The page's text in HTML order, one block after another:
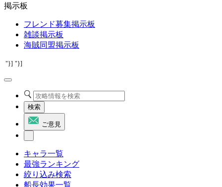
掲示板
フレンド募集掲示板
雑談掲示板
海賊同盟掲示板
"}] "}]
検索
ご意見
キャラ一覧
最強ランキング
絞り込み検索
船長効果一覧